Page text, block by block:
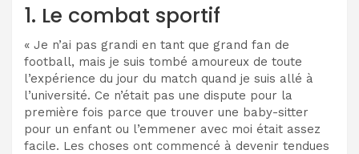
1. Le combat sportif
« Je n’ai pas grandi en tant que grand fan de
football, mais je suis tombé amoureux de toute
l’expérience du jour du match quand je suis allé à
l’université. Ce n’était pas une dispute pour la
première fois parce que trouver une baby-sitter
pour un enfant ou l’emmener avec moi était assez
facile. Les choses ont commencé à devenir tendues